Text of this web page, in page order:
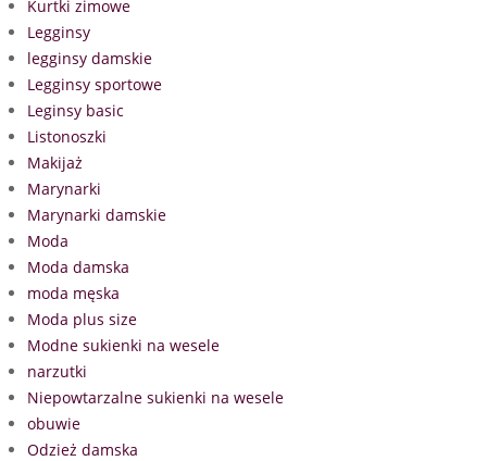
Kurtki zimowe
Legginsy
legginsy damskie
Legginsy sportowe
Leginsy basic
Listonoszki
Makijaż
Marynarki
Marynarki damskie
Moda
Moda damska
moda męska
Moda plus size
Modne sukienki na wesele
narzutki
Niepowtarzalne sukienki na wesele
obuwie
Odzież damska